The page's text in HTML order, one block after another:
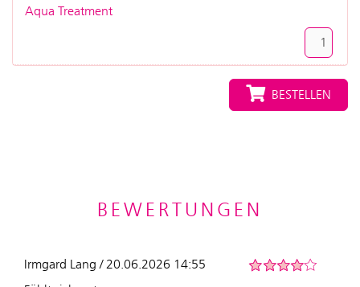
Aqua Treatment
BESTELLEN
BEWERTUNGEN
Irmgard Lang / 20.06.2026 14:55